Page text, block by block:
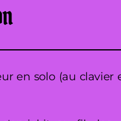
en solo (au